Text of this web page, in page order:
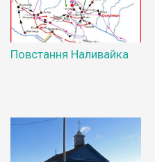
Повстання Наливайка